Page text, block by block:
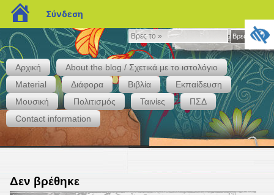
Βρες
το
»
Βρες το »
Αρχική
About the blog / Σχετικά με το ιστολόγιο
Material
Διάφορα Βιβλία
Εκπαίδευση
Μουσική
Πολιτισμός Ταινίες
ΠΣΔ
Contact information
Whispers
Δεν βρέθηκε
blogs.sch.gr
Σύνδεση